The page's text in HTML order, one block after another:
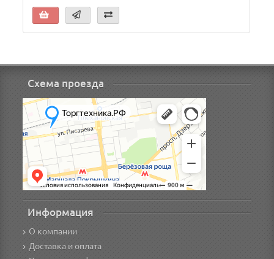
Схема проезда
Информация
О компании
Доставка и оплата